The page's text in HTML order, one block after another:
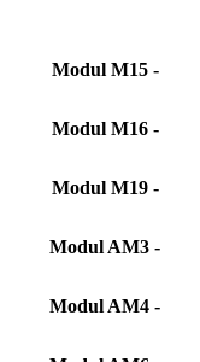
Modul M15 -
Modul M16 -
Modul M19 -
Modul AM3 -
Modul AM4 -